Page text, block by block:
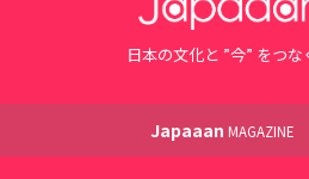
日本の文化と ”今” をつな
Japaaan MAGAZINE